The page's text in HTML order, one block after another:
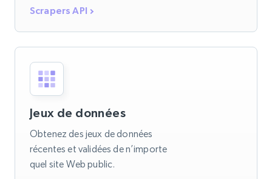
Scrapers API
Jeux de données
Obtenez des jeux de données
récentes et validées de n’importe
quel site Web public.